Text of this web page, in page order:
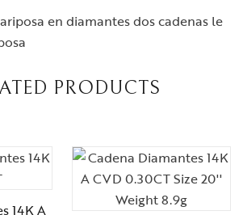
en diamantes dos cadenas le
PRODUCTS
14K A